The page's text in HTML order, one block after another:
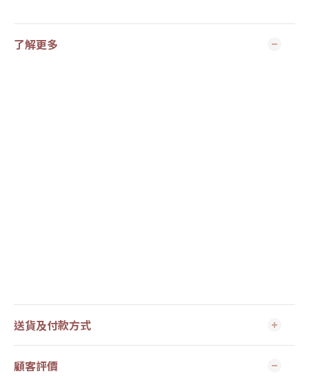
了解更多
送貨及付款方式
顧客評價